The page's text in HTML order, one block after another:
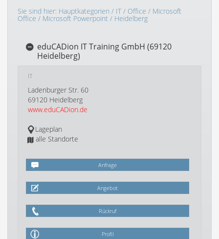
Sie sind hier: Hauptkategorien / IT/ Office / Microsoft
Office / Microsoft Powerpoint / Heidelberg
eduCADion IT Training GmbH (69120
Heidelberg)
IT
Ladenburger Str. 60
69120 Heidelberg
www.eduCADion.de
Lageplan
alle Standorte
Anfrage
Angebot
Rückruf
Profil